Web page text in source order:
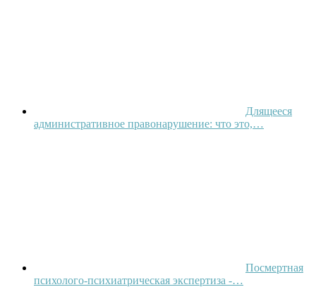
Длящееся
административное правонарушение: что это,…
Посмертная
психолого-психиатрическая экспертиза -…